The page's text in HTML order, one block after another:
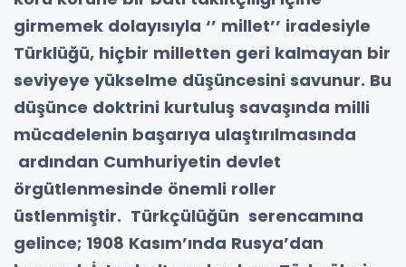
girmemek dolayısıyla ‘’ millet’’ iradesiyle
Türklüğü, hiçbir milletten geri kalmayan bir
seviyeye yükselme düşüncesini savunur. Bu
düşünce doktrini kurtuluş savaşında milli
mücadelenin başarıya ulaştırılmasında
ardından Cumhuriyetin devlet
örgütlenmesinde önemli roller
üstlenmiştir. Türkçülüğün serencamına
gelince; 1908 Kasım’ında Rusya’dan